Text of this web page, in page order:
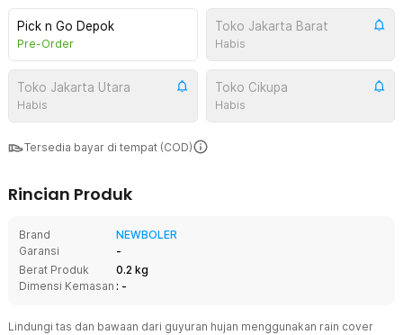
Pick n Go Depok
Pre-Order
Toko Jakarta Barat
Habis
Toko Jakarta Utara
Habis
Toko Cikupa
Habis
Tersedia bayar di tempat (COD)
Rincian Produk
Brand
NEWBOLER
Garansi
-
Berat Produk
0.2 kg
Dimensi Kemasan : -
Lindungi tas dan bawaan dari guyuran hujan menggunakan rain cover